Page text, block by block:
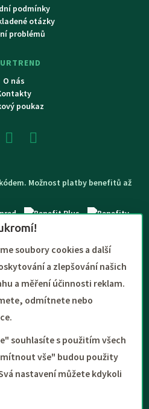
podmínky
otázky
problémů
O nás
poukaz
Možnost platby benefitů až
ochraně podle zákona č.
a kopírování, šíření či
(zejména fotografií a videí)
soubory cookies a další
a zlepšování našich
a měření účinnosti reklam.
odmítnete nebo
souhlasíte s použitím všech
vše" budou použity
nastavení můžete kdykoli